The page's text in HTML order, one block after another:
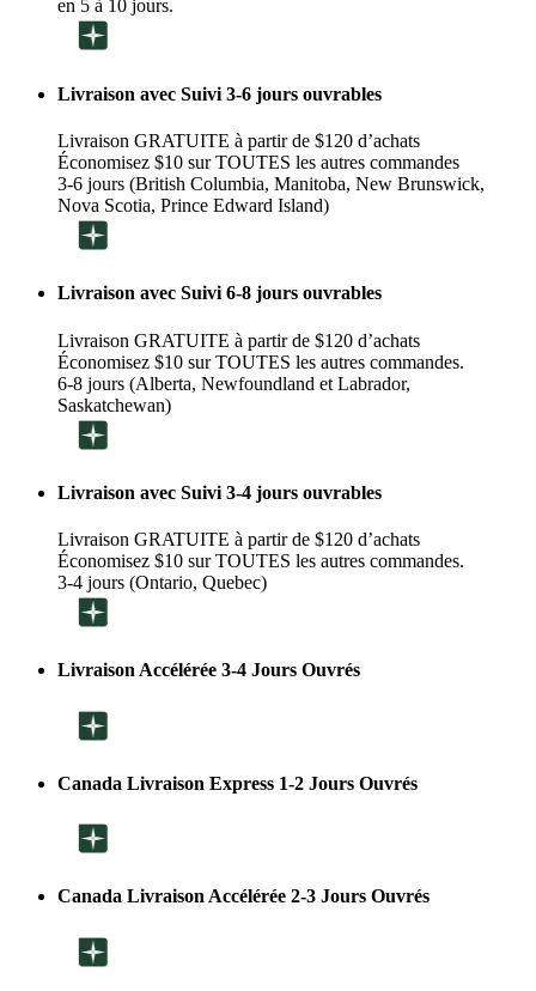
en 5 à 10 jours.
Livraison avec Suivi 3-6 jours ouvrables
Livraison GRATUITE à partir de $120 d’achats
Économisez $10 sur TOUTES les autres commandes
3-6 jours (British Columbia, Manitoba, New Brunswick,
Nova Scotia, Prince Edward Island)
Livraison avec Suivi 6-8 jours ouvrables
Livraison GRATUITE à partir de $120 d’achats
Économisez $10 sur TOUTES les autres commandes.
6-8 jours (Alberta, Newfoundland et Labrador,
Saskatchewan)
Livraison avec Suivi 3-4 jours ouvrables
Livraison GRATUITE à partir de $120 d’achats
Économisez $10 sur TOUTES les autres commandes.
3-4 jours (Ontario, Quebec)
Livraison Accélérée 3-4 Jours Ouvrés
Canada Livraison Express 1-2 Jours Ouvrés
Canada Livraison Accélérée 2-3 Jours Ouvrés